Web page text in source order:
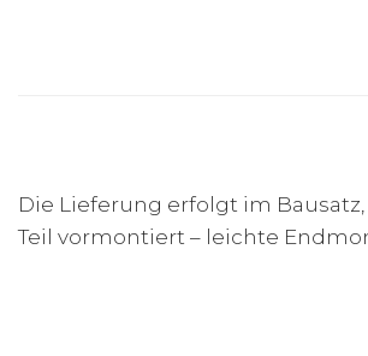
Die Lieferung erfolgt im
Teil vormontiert – leichte